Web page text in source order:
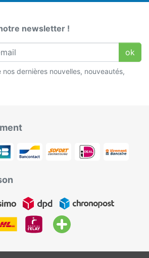
newsletter !
ok
dernières nouvelles, nouveautés,